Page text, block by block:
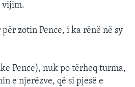
vijim.
zotin Pence, i ka rënë në sy
Pence), nuk po tërheq turma,
e njerëzve, që si pjesë e